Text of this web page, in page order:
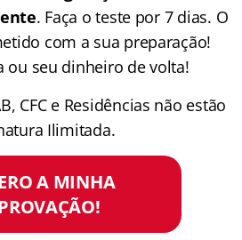
. Faça o teste por 7 dias. O
com a sua preparação!
ou seu dinheiro de volta!
CFC e Residências não estão
Ilimitada.
A MINHA